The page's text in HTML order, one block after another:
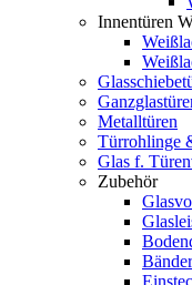
Innentüren
Metalltüren
Türrohlinge
Glas f.
Zubehör